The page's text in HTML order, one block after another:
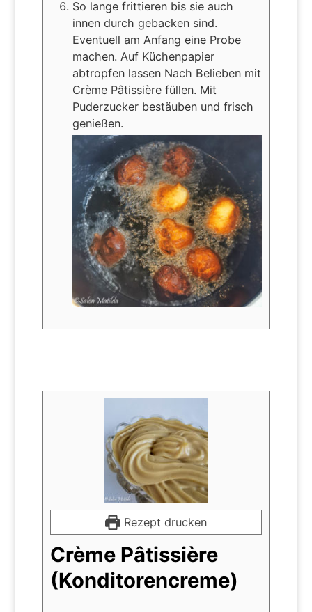
So lange frittieren bis sie auch
innen durch gebacken sind.
Eventuell am Anfang eine Probe
machen. Auf Küchenpapier
abtropfen lassen Nach Belieben mit
Crème Pâtissière füllen. Mit
Puderzucker bestäuben und frisch
genießen.
Rezept drucken
Crème Pâtissière
(Konditorencreme)